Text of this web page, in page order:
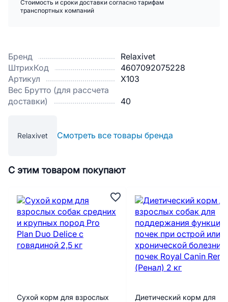
Бренд
Relaxivet
ШтрихКод
4607092075228
Артикул
X103
Вес Брутто (для рассчета
доставки)
40
Relaxivet Смотреть все товары бренда
Стоимость и сроки доставки согласно тарифам
транспортных компаний
С этим товаром покупают
Сухой корм для взрослых
Диетический корм для